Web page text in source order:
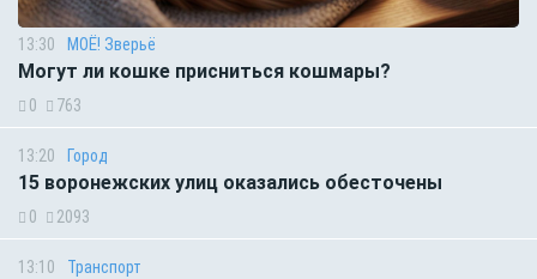
13:30 МОЁ! Зверьё
Могут ли кошке присниться кошмары?
0 763
13:20 Город
15 воронежских улиц оказались обесточены
0 2093
13:10 Транспорт